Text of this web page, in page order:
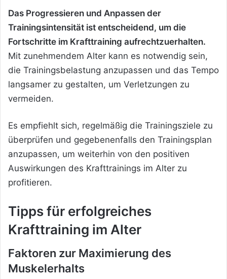
Das Progressieren und Anpassen der
Trainingsintensität ist entscheidend, um die
Fortschritte im Krafttraining aufrechtzuerhalten.
Mit zunehmendem Alter kann es notwendig sein,
die Trainingsbelastung anzupassen und das Tempo
langsamer zu gestalten, um Verletzungen zu
vermeiden.
Es empfiehlt sich, regelmäßig die Trainingsziele zu
überprüfen und gegebenenfalls den Trainingsplan
anzupassen, um weiterhin von den positiven
Auswirkungen des Krafttrainings im Alter zu
profitieren.
Tipps für erfolgreiches
Krafttraining im Alter
Faktoren zur Maximierung des
Muskelerhalts